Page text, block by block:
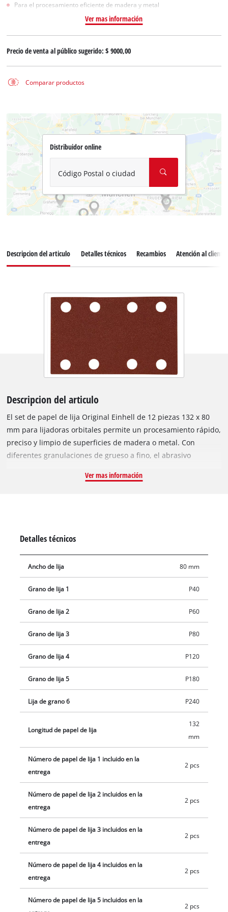
Para el procesamiento eficiente de madera y metal
Ver mas información
Precio de venta al público sugerido:$ 9000,00
Comparar productos
Distribuidor online
Código Postal o ciudad
Descripcion del articulo Detalles técnicos Recambios Atención al cliente
Descripcion del articulo
El set de papel de lija Original Einhell de 12 piezas 132 x 80
mm para lijadoras orbitales permite un procesamiento rápido,
preciso y limpio de superficies de madera o metal. Con
diferentes granulaciones de grueso a fino, el abrasivo
lija son adecuados para todas las lijadoras orbitales
contiene un total de 12 papeles de lija con diferentes
granulaciones: 2x p40, P60, P80, P120, P180, P240 cada uno.
Ver mas información
Detalles técnicos
Ancho de lija 80 mm
Grano de lija 1 P40
Grano de lija 2 P60
Grano de lija 3 P80
Grano de lija 4 P120
Grano de lija 5 P180
Lija de grano 6 P240
Longitud de papel de lija
132
mm
Número de papel de lija 1 incluido en la
entrega
2 pcs
Número de papel de lija 2 incluidos en la
entrega
2 pcs
Número de papel de lija 3 incluidos en la
entrega
2 pcs
Número de papel de lija 4 incluidos en la
entrega
2 pcs
Número de papel de lija 5 incluidos en la
2 pcs